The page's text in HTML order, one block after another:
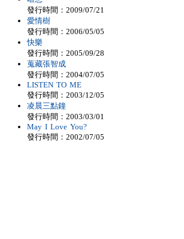
發行時間：2009/07/21
愛情樹
發行時間：2006/05/05
快樂
發行時間：2005/09/28
蒐藏張智成
發行時間：2004/07/05
LISTEN TO ME
發行時間：2003/12/05
凌晨三點鐘
發行時間：2003/03/01
May I Love You?
發行時間：2002/07/05